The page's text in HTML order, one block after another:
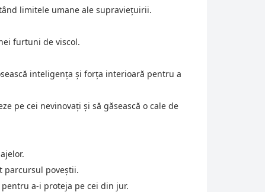
limitele umane ale supraviețuirii.
furtuni de viscol.
inteligența și forța interioară pentru a
pe cei nevinovați și să găsească o cale de
parcursul poveștii.
a-i proteja pe cei din jur.